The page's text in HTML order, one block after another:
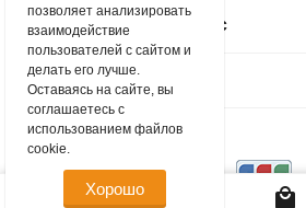
Покупательский сервис
Контакты
© 2004 - 2026 msever.ru.
позволяет анализировать
взаимодействие
пользователей с сайтом и
делать его лучше.
Оставаясь на сайте, вы
соглашаетесь с
использованием файлов
cookie.
Хорошо